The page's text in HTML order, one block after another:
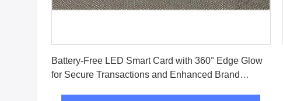
Battery-Free LED Smart Card with 360° Edge Glow
for Secure Transactions and Enhanced Brand